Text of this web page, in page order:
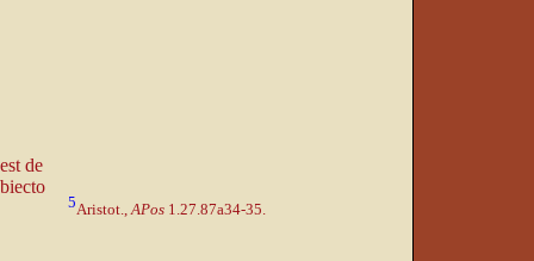
de
5Aristot.,APos1.27.87a34-35.